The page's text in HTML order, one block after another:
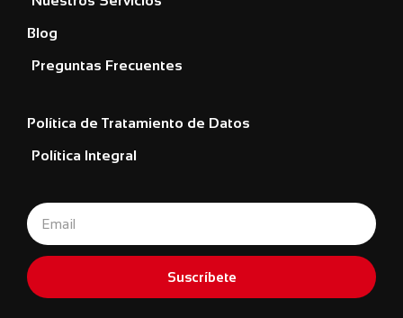
Blog
Preguntas Frecuentes
Política de Tratamiento de Datos
Política Integral
Suscríbete